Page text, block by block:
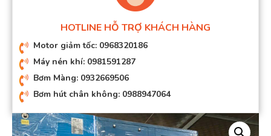
HOTLINE HỖ TRỢ KHÁCH HÀNG
Motor giảm tốc: 0968320186
Máy nén khí: 0981591287
Bơm Màng: 0932669506
Bơm hút chân không: 0988947064